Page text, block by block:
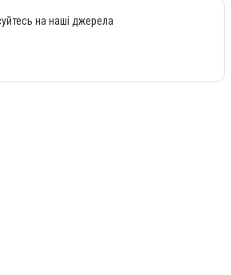
на наші джерела